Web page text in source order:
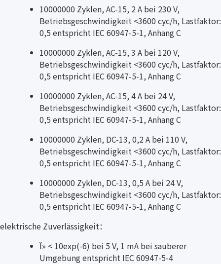
10000000 Zyklen, AC-15, 2 A bei 230 V,
Betriebsgeschwindigkeit <3600 cyc/h, Lastfaktor:
0,5 entspricht IEC 60947-5-1, Anhang C
10000000 Zyklen, AC-15, 3 A bei 120 V,
Betriebsgeschwindigkeit <3600 cyc/h, Lastfaktor:
0,5 entspricht IEC 60947-5-1, Anhang C
10000000 Zyklen, AC-15, 4 A bei 24 V,
Betriebsgeschwindigkeit <3600 cyc/h, Lastfaktor:
0,5 entspricht IEC 60947-5-1, Anhang C
10000000 Zyklen, DC-13, 0,2 A bei 110 V,
Betriebsgeschwindigkeit <3600 cyc/h, Lastfaktor:
0,5 entspricht IEC 60947-5-1, Anhang C
10000000 Zyklen, DC-13, 0,5 A bei 24 V,
Betriebsgeschwindigkeit <3600 cyc/h, Lastfaktor:
0,5 entspricht IEC 60947-5-1, Anhang C
elektrische Zuverlässigkeit：
Î» < 10exp(-6) bei 5 V, 1 mA bei sauberer
Umgebung entspricht IEC 60947-5-4